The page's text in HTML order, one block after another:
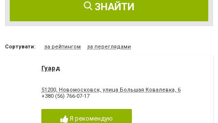
ЗНАЙТИ
Сортувати: за рейтингом за переглядами
Гуард
51200, Новомосковск, улица Большая Ковалевка, 6
+380 (56) 766-07-17
Я рекомендую